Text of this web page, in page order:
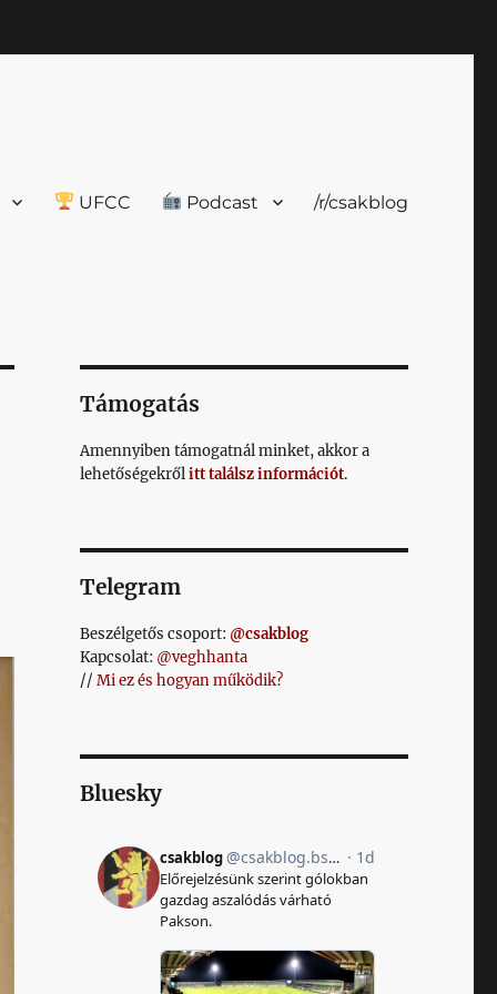
UFCC Podcast /r/csakblog
Támogatás
Amennyiben támogatnál minket, akkor a
lehetőségekrőlitt találsz információt.
Telegram
Beszélgetős csoport: @csakblog
Kapcsolat: @veghhanta
// Mi ez és hogyan működik?
Bluesky